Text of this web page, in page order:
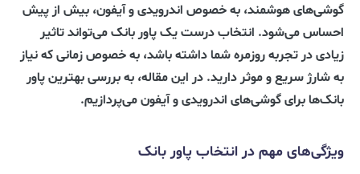
گوشی‌های هوشمند، به خصوص اندرویدی و آیفون، بیش از پیش
احساس می‌شود. انتخاب درست یک پاور بانک می‌تواند تاثیر
زیادی در تجربه روزمره شما داشته باشد، به خصوص زمانی که نیاز
به شارژ سریع و موثر دارید. در این مقاله، به بررسی بهترین پاور
بانک‌ها برای گوشی‌های اندرویدی و آیفون می‌پردازیم.
ویژگی‌های مهم در انتخاب پاور بانک